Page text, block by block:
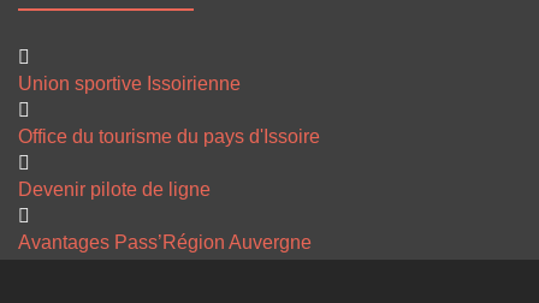
Union sportive Issoirienne
Office du tourisme du pays d'Issoire
Devenir pilote de ligne
Avantages Pass’Région Auvergne